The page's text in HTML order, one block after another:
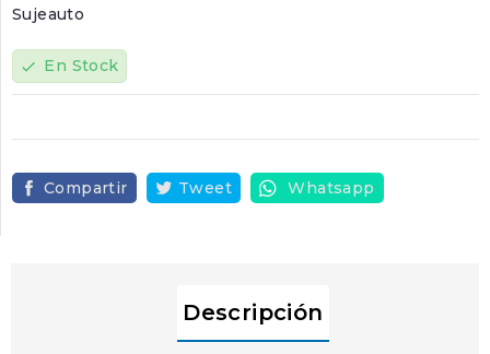
Sujeauto
check En Stock
Compartir Tweet Whatsapp
Descripción